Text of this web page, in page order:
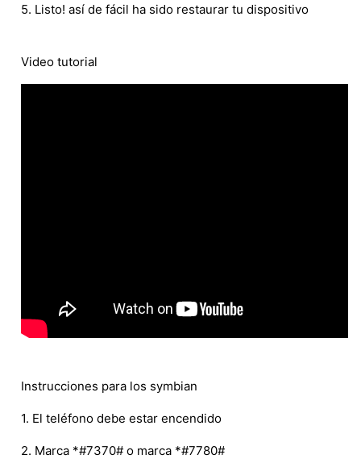
5. Listo! así de fácil ha sido restaurar tu dispositivo
Video tutorial
Instrucciones para los symbian
1. El teléfono debe estar encendido
2. Marca *#7370# o marca *#7780#